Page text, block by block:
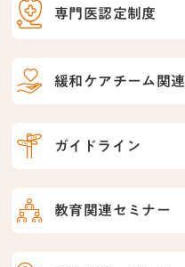
専門医認定制度
緩和ケアチーム関
ガイドライン
教育関連セミナー